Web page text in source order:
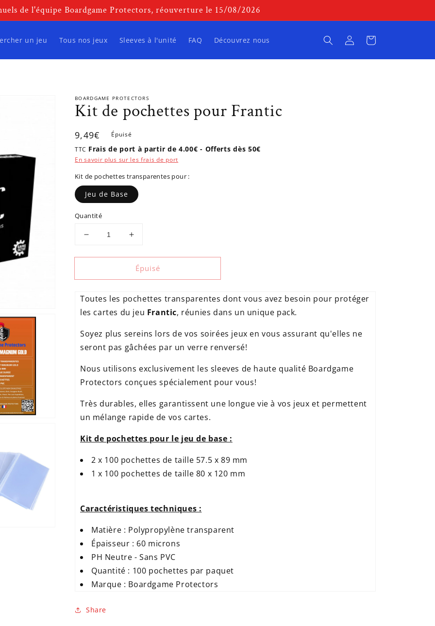
de l'équipe Boardgame Protectors, réouverture le 15/08/2026
un jeu Tous nos jeux Sleeves à l'unité FAQ Découvrez nous ConnexionPanier
Ouvrir
support
multimédia
3
Ouvrir
support
5
BOARDGAME PROTECTORS
Kit de pochettes pour Frantic
Prix
habituel
9,49€
Épuisé
TTC Frais de port à partir de 4.00€ - Offerts dès 50€
En savoir plus sur les frais de port
Kit de pochettes transparentes pour :
Jeu de Base
Quantité
Réduire
quantité
Kit
pochettes
pour
Augmenter
quantité
de
Kit
pochettes
pour
Frantic
Épuisé
Toutes les pochettes transparentes dont vous avez besoin pour protéger
les cartes du jeu Frantic, réunies dans un unique pack.
Soyez plus sereins lors de vos soirées jeux en vous assurant qu'elles ne
seront pas gâchées par un verre renversé!
Nous utilisons exclusivement les sleeves de haute qualité Boardgame
Protectors conçues spécialement pour vous!
Très durables, elles garantissent une longue vie à vos jeux et permettent
un mélange rapide de vos cartes.
Kit de pochettes pour le jeu de base :
2 x 100 pochettes de taille 57.5 x 89 mm
1 x 100 pochettes de taille 80 x 120 mm
Caractéristiques techniques :
Matière : Polypropylène transparent
Épaisseur : 60 microns
PH Neutre - Sans PVC
Quantité : 100 pochettes par paquet
Marque : Boardgame Protectors
Share